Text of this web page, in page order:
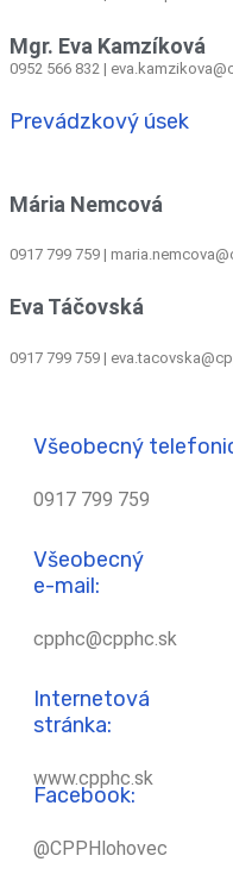
Mgr. Eva Kamzíková
0952 566 832 |
Prevádzkový úsek
Mária Nemcová
0917 799 759 |
Eva Táčovská
0917 799 759 |
Všeobecný
0917 799 759
Všeobecný
e-mail:
cpphc@cpphc.sk
Internetová
stránka:
www.cpphc.sk
Facebook:
@CPPHlohovec